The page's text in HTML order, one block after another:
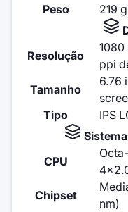
Peso
219
Resolução
ppi
Tamanho
6.76
Tipo
IPS
CPU
Chipset
nm)